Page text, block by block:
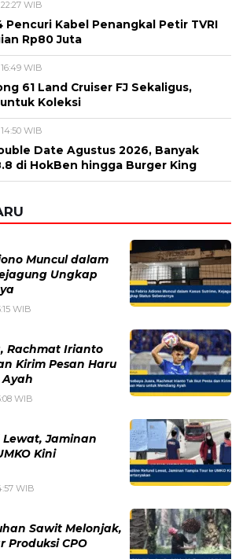
WIB
Date Agustus 2026, Banyak
di HokBen hingga Burger King
Muncul dalam
Ungkap
Rachmat Irianto
Kirim Pesan Haru
WIB
Jaminan
Kini
WIB
Sawit Melonjak,
CPO
WIB
Startup Chip AI
Rp60 Triliun
WIB